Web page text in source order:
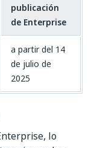
publicación
de Enterprise
a partir del 14
de julio de
2025
lo